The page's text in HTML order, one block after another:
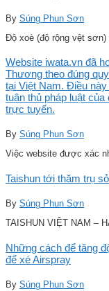
By Súng Phun Sơn
Độ xoè (độ rộng vệt sơn)
Website iwata.vn đã
Thương theo đúng
tại Việt Nam. Điều
tuân thủ pháp luật của
trực tuyến.
By Súng Phun Sơn
Việc website được xác
Taishun tới thăm trụ
By Súng Phun Sơn
TAISHUN VIỆT NAM –
Những cách để tăng
để xé Airspray
By Súng Phun Sơn